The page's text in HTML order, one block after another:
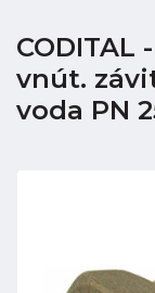
CODITAL
vnút.
voda PN